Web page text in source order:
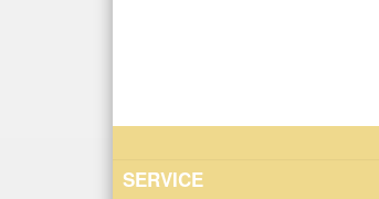
SERVICE